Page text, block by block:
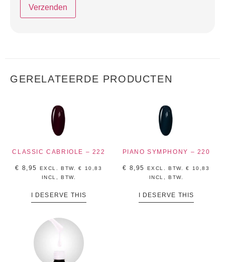
GERELATEERDE PRODUCTEN
CLASSIC CABRIOLE – 222
€ 8,95 EXCL. BTW.€
10,83
INCL, BTW.
I DESERVE THIS
PIANO SYMPHONY – 220
€ 8,95 EXCL. BTW.€
10,83
INCL, BTW.
I DESERVE THIS